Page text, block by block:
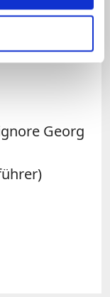
der
der
Georg